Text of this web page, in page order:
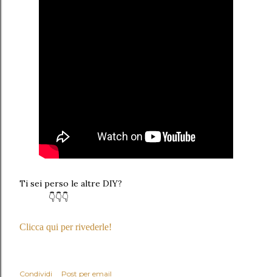
Ti sei perso le altre DIY?
👇👇👇
Clicca qui per rivederle!
Condividi
Post per email